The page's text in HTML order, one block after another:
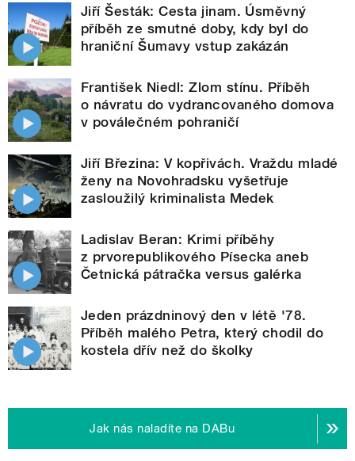
Jiří Šesták: Cesta jinam. Úsměvný
příběh ze smutné doby, kdy byl do
hraniční Šumavy vstup zakázán
František Niedl: Zlom stínu. Příběh
o návratu do vydrancovaného domova
v poválečném pohraničí
Jiří Březina: V kopřivách. Vraždu mladé
ženy na Novohradsku vyšetřuje
zasloužilý kriminalista Medek
Ladislav Beran: Krimi příběhy
z prvorepublikového Písecka aneb
Četnická pátračka versus galérka
Jeden prázdninový den v létě '78.
Příběh malého Petra, který chodil do
kostela dřív než do školky
Jak nás naladíte na DABu